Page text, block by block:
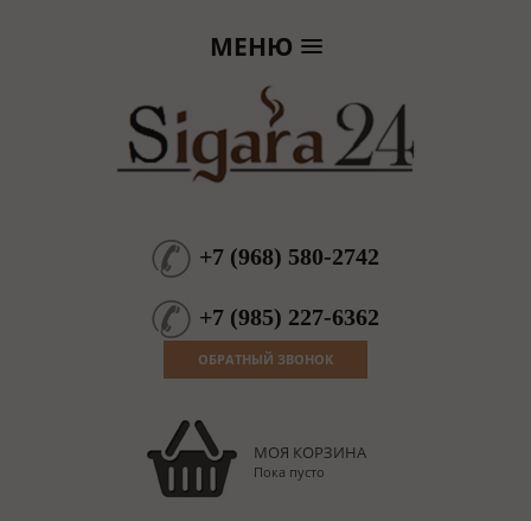
МЕНЮ
+7 (968) 580-2742
+7 (985) 227-6362
ОБРАТНЫЙ ЗВОНОК
МОЯ КОРЗИНА
Пока пусто